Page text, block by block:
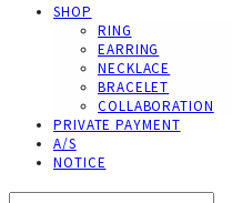
SHOP
RING
EARRING
NECKLACE
BRACELET
COLLABORATION
PRIVATE PAYMENT
A/S
NOTICE